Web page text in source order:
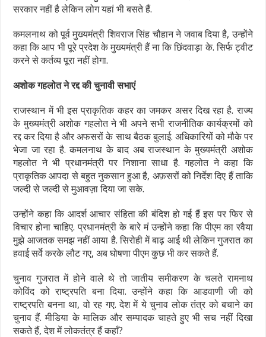
सरकार नहीं है लेकिन लोग यहां भी बसते हैं.
कमलनाथ को पूर्व मुख्यमंत्री शिवराज सिंह चौहान ने जवाब दिया है, उन्होंने
कहा कि आप भी पूरे प्रदेश के मुख्यमंत्री हैं ना कि छिंदवाड़ा के. सिर्फ ट्वीट
करने से कर्तव्य पूरा नहीं होगा.
अशोक गहलोत ने रद्द की चुनावी सभाएं
राजस्थान में भी इस प्राकृतिक कहर का जमकर असर दिख रहा है. राज्य
के मुख्यमंत्री अशोक गहलोत ने भी अपने सभी राजनीतिक कार्यक्रमों को
रद्द कर दिया है और अफसरों के साथ बैठक बुलाई. अधिकारियों को मौके पर
भेजा जा रहा है. कमलनाथ के बाद अब राजस्थान के मुख्यमंत्री अशोक
गहलोत ने भी प्रधानमंत्री पर निशाना साधा है. गहलोत ने कहा कि
प्राकृतिक आपदा से बहुत नुकसान हुआ है, अफ़सरों को निर्देश दिए हैं ताकि
जल्दी से जल्दी से मुआवज़ा दिया जा सके.
उन्होंने कहा कि आदर्श आचार संहिता की बंदिश हो गई हैं इस पर फिर से
विचार होना चाहिए. प्रधानमंत्री के बारे मंं उन्होंने कहा कि पीएम का रवैया
मुझे आजतक समझ नहीं आया है. सिरोही में बाढ़ आई थी लेकिन गुजरात का
हवाई सर्वे करके लौट गए, अब घोषणा पीएम कुछ भी कर सकते हैं.
चुनाव गुजरात में होने वाले थे तो जातीय समीकरण के चलते रामनाथ
कोविंद को राष्ट्रपति बना दिया. उन्होंने कहा कि आडवाणी जी को
राष्ट्रपति बनना था, वो रह गए. देश में ये चुनाव लोक तंत्र को बचाने का
चुनाव हैं. मीडिया के मालिक और सम्पादक चाहते हुए भी सच नहीं दिखा
सकते हैं, देश में लोकतंत्र हैं कहाँ?